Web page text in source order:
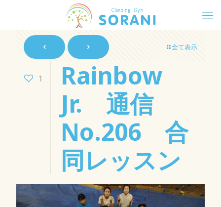
全て表示
1
Rainbow
Jr. 通信
No.206 合
同レッスン